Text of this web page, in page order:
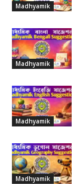
Madhyamik
Madhyamik
Madhyamik
Madhyamik